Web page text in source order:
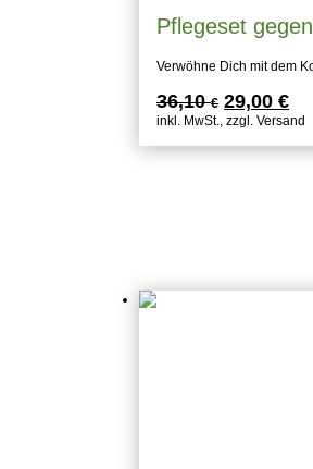
Pflegeset
Verwöhne Dich mit dem
36,10€
Ursprünglicher
Preis
war:
29,00 €
Aktueller
Preis
ist:
inkl. MwSt., zzgl. Versand